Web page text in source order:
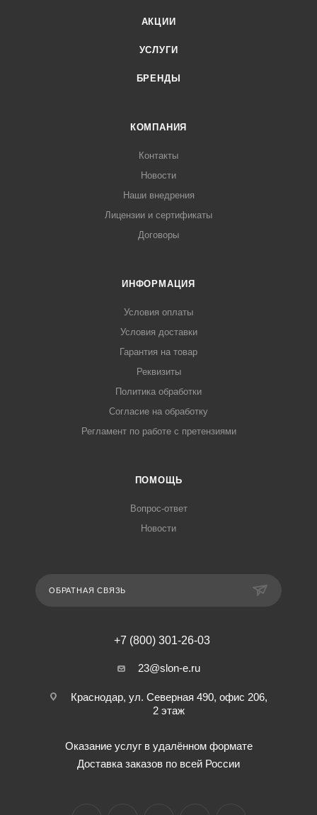
АКЦИИ
УСЛУГИ
БРЕНДЫ
КОМПАНИЯ
Контакты
Новости
Наши внедрения
Лицензии и сертификаты
Договоры
ИНФОРМАЦИЯ
Условия оплаты
Условия доставки
Гарантия на товар
Реквизиты
Политика обработки
Согласие на обработку
Регламент по работе с претензиями
ПОМОЩЬ
Вопрос-ответ
Новости
ОБРАТНАЯ СВЯЗЬ
+7 (800) 301-26-03
23@slon-e.ru
Краснодар, ул. Северная 490, офис 206,
2 этаж
Оказание услуг в удалённом формате
Доставка заказов по всей России